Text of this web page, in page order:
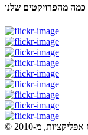
כמה מהפרויקטים שלנו
מ-2010